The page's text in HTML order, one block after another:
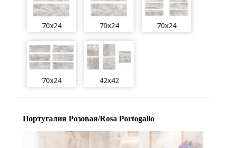
70x24 70x24 70x24
70x24 42x42
Португалия Розовая/Rosa Portogallo